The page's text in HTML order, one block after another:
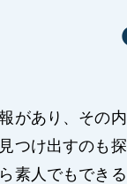
があり、その
つけ出すのも
素人でもでき